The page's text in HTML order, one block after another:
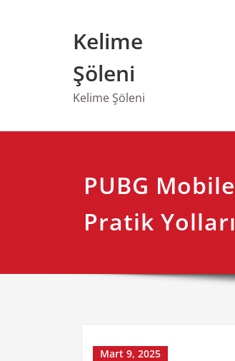
Kelime
Şöleni
Kelime Şöleni
PUBG
Pratik Yolları
Mart 9, 2025